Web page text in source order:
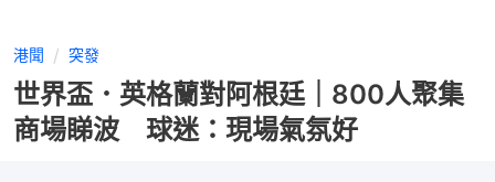
港聞 突發
世界盃．英格蘭對阿根廷｜800人聚集
商場睇波 球迷：現場氣氛好